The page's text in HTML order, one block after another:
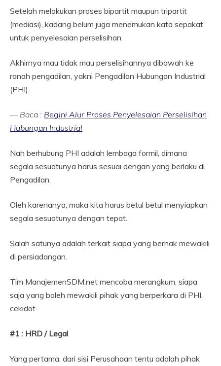
Setelah melakukan proses bipartit maupun tripartit
(mediasi), kadang belum juga menemukan kata sepakat
untuk penyelesaian perselisihan.
Akhirnya mau tidak mau perselisihannya dibawah ke
ranah pengadilan, yakni Pengadilan Hubungan Industrial
(PHI).
— Baca : Begini Alur Proses Penyelesaian Perselisihan
Hubungan Industrial
Nah berhubung PHI adalah lembaga formil, dimana
segala sesuatunya harus sesuai dengan yang berlaku di
Pengadilan.
Oleh karenanya, maka kita harus betul betul menyiapkan
segala sesuatunya dengan tepat.
Salah satunya adalah terkait siapa yang berhak mewakili
di persiadangan.
Tim ManajemenSDM.net mencoba merangkum, siapa
saja yang boleh mewakili pihak yang berperkara di PHI.
cekidot.
#1 : HRD / Legal
Yang pertama, dari sisi Perusahaan tentu adalah pihak